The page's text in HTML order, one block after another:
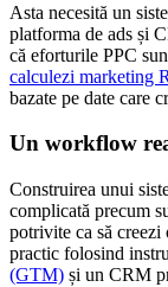
Asta necesită un
platforma de ads și
că eforturile PPC
calculezi marketing
bazate pe date care
Un workflow
Construirea unui
complicată precum
potrivite ca să
practic folosind
(GTM) și un CRM